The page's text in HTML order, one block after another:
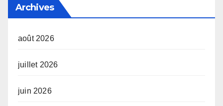
Archives
août 2026
juillet 2026
juin 2026